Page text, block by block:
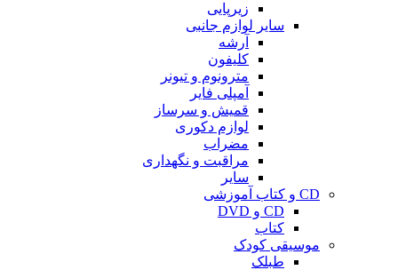
زیرپایی
سایر لوازم جانبی
آرشه
کلیفون
مترونوم و تیونر
آمپلی فایر
قمیش و سرساز
لوازم دکوری
مضراب
مراقبت و نگهداری
سایر
CD و کتاب آموزشی
CD و DVD
کتاب
موسیقی کودک
طبلک